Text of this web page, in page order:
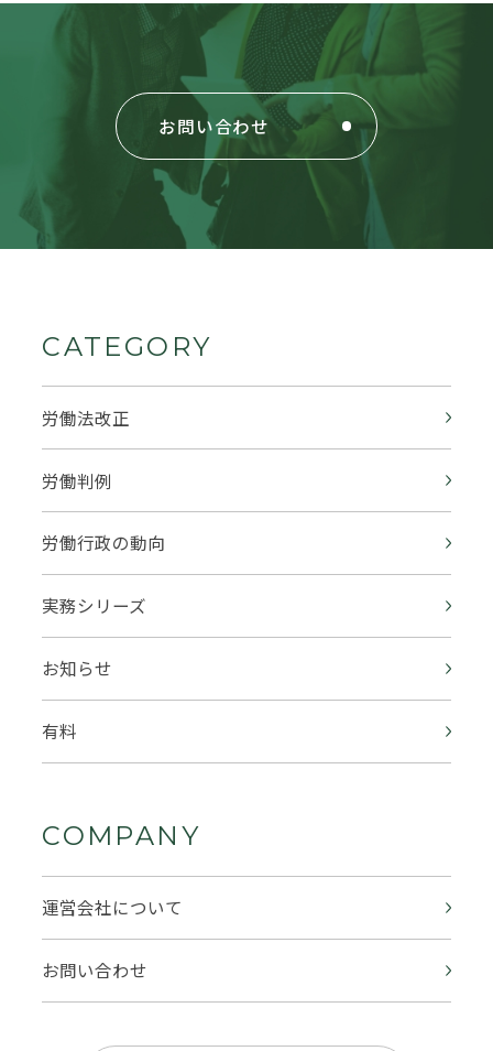
お問い合わせ
CATEGORY
労働法改正
労働判例
労働行政の動向
実務シリーズ
お知らせ
有料
COMPANY
運営会社について
お問い合わせ